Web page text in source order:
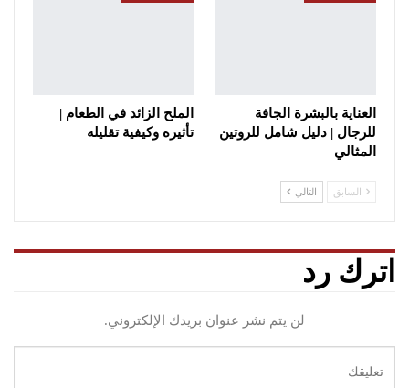
العناية بالبشرة الجافة
للرجال | دليل شامل للروتين
المثالي
الملح الزائد في الطعام |
تأثيره وكيفية تقليله
السابق التالي
اترك رد
لن يتم نشر عنوان بريدك الإلكتروني.